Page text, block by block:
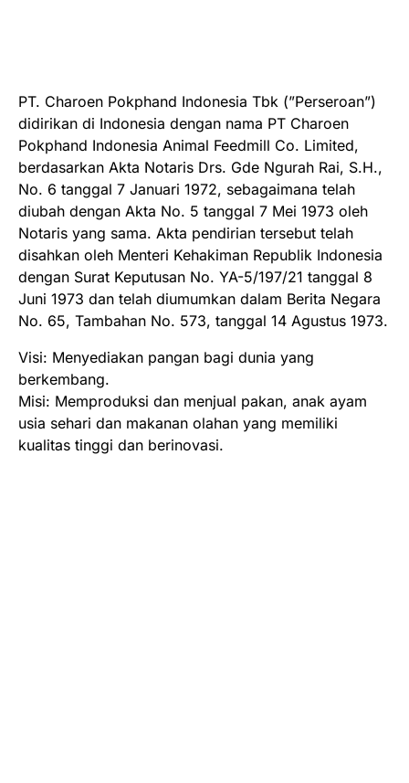
PT. Charoen Pokphand Indonesia Tbk (”Perseroan”)
didirikan di Indonesia dengan nama PT Charoen
Pokphand Indonesia Animal Feedmill Co. Limited,
berdasarkan Akta Notaris Drs. Gde Ngurah Rai, S.H.,
No. 6 tanggal 7 Januari 1972, sebagaimana telah
diubah dengan Akta No. 5 tanggal 7 Mei 1973 oleh
Notaris yang sama. Akta pendirian tersebut telah
disahkan oleh Menteri Kehakiman Republik Indonesia
dengan Surat Keputusan No. YA-5/197/21 tanggal 8
Juni 1973 dan telah diumumkan dalam Berita Negara
No. 65, Tambahan No. 573, tanggal 14 Agustus 1973.
Visi: Menyediakan pangan bagi dunia yang
berkembang.
Misi: Memproduksi dan menjual pakan, anak ayam
usia sehari dan makanan olahan yang memiliki
kualitas tinggi dan berinovasi.